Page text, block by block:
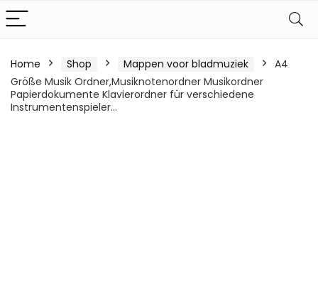
Home Shop Mappen voor bladmuziek
A4
Größe Musik Ordner,Musiknotenordner Musikordner
Papierdokumente Klavierordner für verschiedene
Instrumentenspieler…